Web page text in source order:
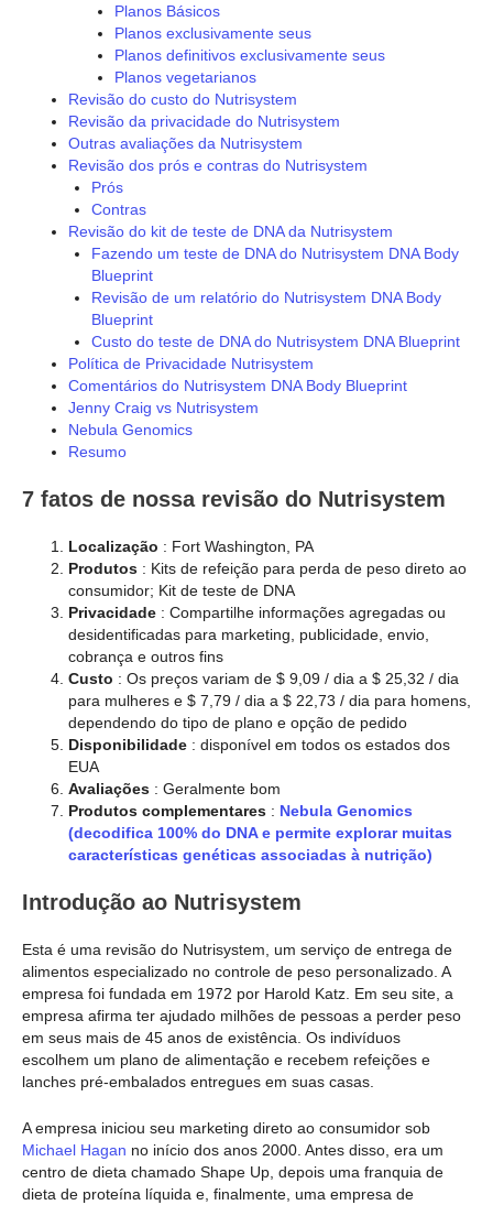
Planos Básicos
Planos exclusivamente seus
Planos definitivos exclusivamente seus
Planos vegetarianos
Revisão do custo do Nutrisystem
Revisão da privacidade do Nutrisystem
Outras avaliações da Nutrisystem
Revisão dos prós e contras do Nutrisystem
Prós
Contras
Revisão do kit de teste de DNA da Nutrisystem
Fazendo um teste de DNA do Nutrisystem DNA Body
Blueprint
Revisão de um relatório do Nutrisystem DNA Body
Blueprint
Custo do teste de DNA do Nutrisystem DNA Blueprint
Política de Privacidade Nutrisystem
Comentários do Nutrisystem DNA Body Blueprint
Jenny Craig vs Nutrisystem
Nebula Genomics
Resumo
7 fatos de nossa revisão do Nutrisystem
Localização : Fort Washington, PA
Produtos : Kits de refeição para perda de peso direto ao
consumidor; Kit de teste de DNA
Privacidade : Compartilhe informações agregadas ou
desidentificadas para marketing, publicidade, envio,
cobrança e outros fins
Custo : Os preços variam de $ 9,09 / dia a $ 25,32 / dia
para mulheres e $ 7,79 / dia a $ 22,73 / dia para homens,
dependendo do tipo de plano e opção de pedido
Disponibilidade : disponível em todos os estados dos
EUA
Avaliações : Geralmente bom
Produtos complementares : Nebula Genomics
(decodifica 100% do DNA e permite explorar muitas
características genéticas associadas à nutrição)
Introdução ao Nutrisystem
Esta é uma revisão do Nutrisystem, um serviço de entrega de
alimentos especializado no controle de peso personalizado. A
empresa foi fundada em 1972 por Harold Katz. Em seu site, a
empresa afirma ter ajudado milhões de pessoas a perder peso
em seus mais de 45 anos de existência. Os indivíduos
escolhem um plano de alimentação e recebem refeições e
lanches pré-embalados entregues em suas casas.
A empresa iniciou seu marketing direto ao consumidor sob
Michael Hagan no início dos anos 2000. Antes disso, era um
centro de dieta chamado Shape Up, depois uma franquia de
dieta de proteína líquida e, finalmente, uma empresa de